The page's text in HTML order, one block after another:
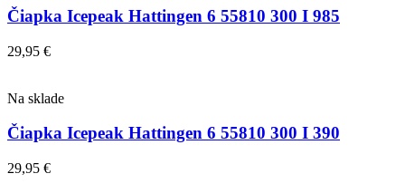
Čiapka Icepeak Hattingen 6 55810 300 I 985
29,95 €
Na sklade
Čiapka Icepeak Hattingen 6 55810 300 I 390
29,95 €